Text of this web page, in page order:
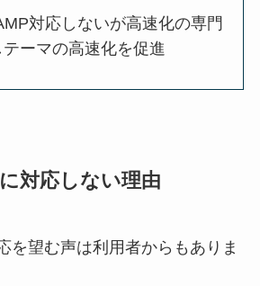
対応しないが高速化の専門
ーマの高速化を促進
対応しない理由
を望む声は利用者からもありま